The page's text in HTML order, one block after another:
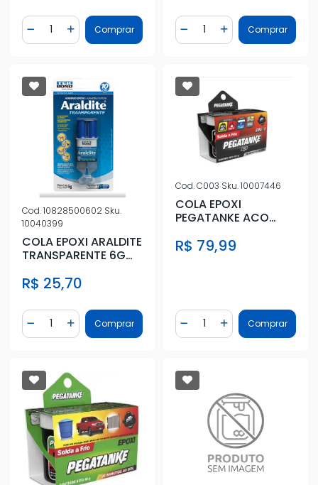
Diminuir Quantidade
Quantidade
Adicionar Quantidade
Comprar Diminuir Quantidade
Quantidade
AdicionarComprar
Cod.10828500602 Sku.
10040399
COLA EPOXI ARALDITE
TRANSPARENTE 6G
R$ 25,70
Diminuir Quantidade
Quantidade
Adicionar Quantidade
Comprar
Cod.C003 Sku.10007446
COLA EPOXI
PEGATANKE ACO
R$ 79,99
Diminuir Quantidade
Quantidade
AdicionarComprar